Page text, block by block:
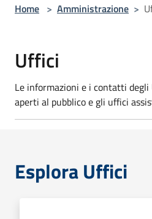
Home > Amministrazione >
Uffici
Le informazioni e i contatti
aperti al pubblico e gli uffici
Esplora Uffici